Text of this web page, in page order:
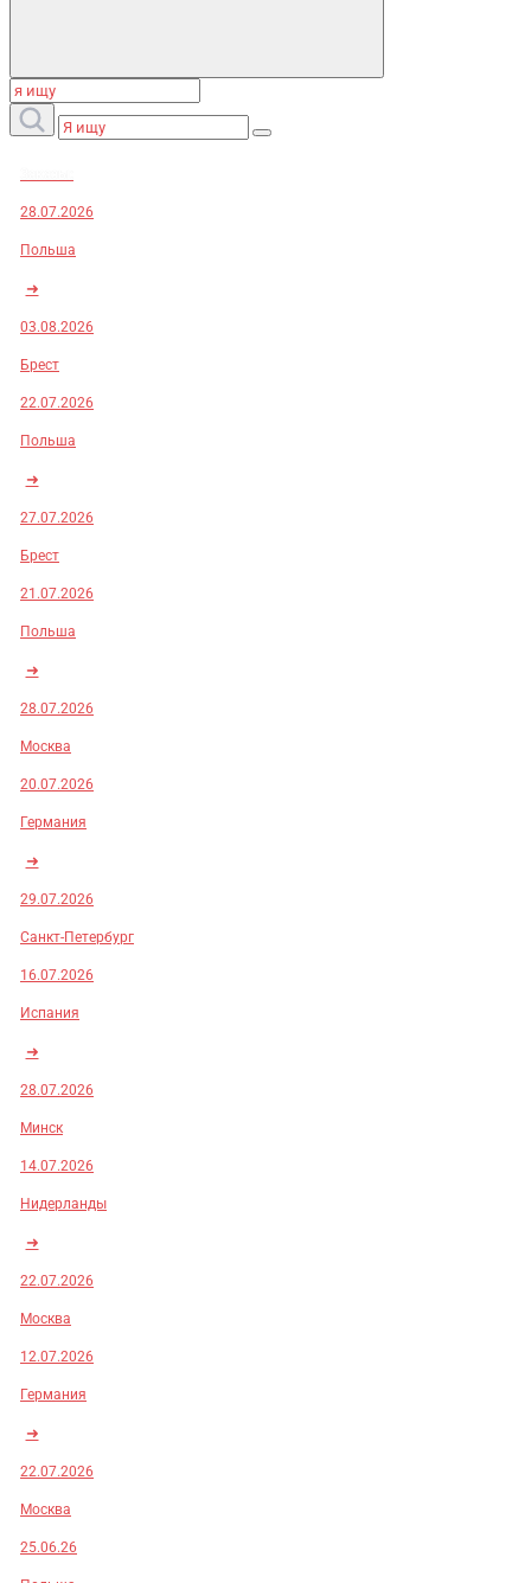
28.07.2026
Польша
➜
03.08.2026
Брест
22.07.2026
Польша
➜
27.07.2026
Брест
21.07.2026
Польша
➜
28.07.2026
Москва
20.07.2026
Германия
➜
29.07.2026
Санкт-Петербург
16.07.2026
Испания
➜
28.07.2026
Минск
14.07.2026
Нидерланды
➜
22.07.2026
Москва
12.07.2026
Германия
➜
22.07.2026
Москва
25.06.26